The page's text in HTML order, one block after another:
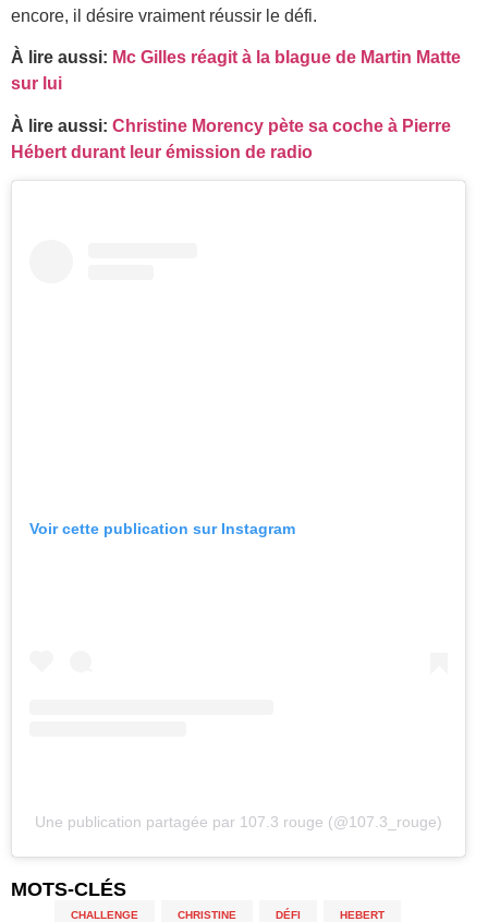
encore, il désire vraiment réussir le défi.
À lire aussi: Mc Gilles réagit à la blague de Martin Matte
sur lui
À lire aussi: Christine Morency pète sa coche à Pierre
Hébert durant leur émission de radio
Voir cette publication sur Instagram
Une publication partagée par 107.3 rouge (@107.3_rouge)
MOTS-CLÉS
CHALLENGE CHRISTINE DÉFI HEBERT